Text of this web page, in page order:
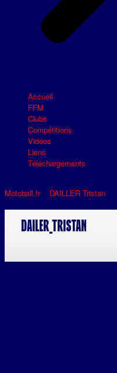
Accueil
FFM
Clubs
Compétitions
Vidéos
Liens
Téléchargements
Motoball.fr> DAILLER Tristan
DAILER_TRISTAN